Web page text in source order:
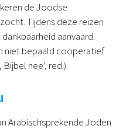
de Joodse
Tijdens deze reizen
aanvaard.
niet bepaald coöperatief
nee’, red.).
Arabischsprekende Joden